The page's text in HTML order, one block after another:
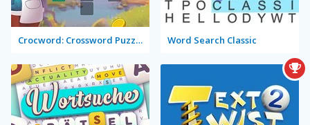
Crocword: Crossword Puzzle Game Word Search Classic